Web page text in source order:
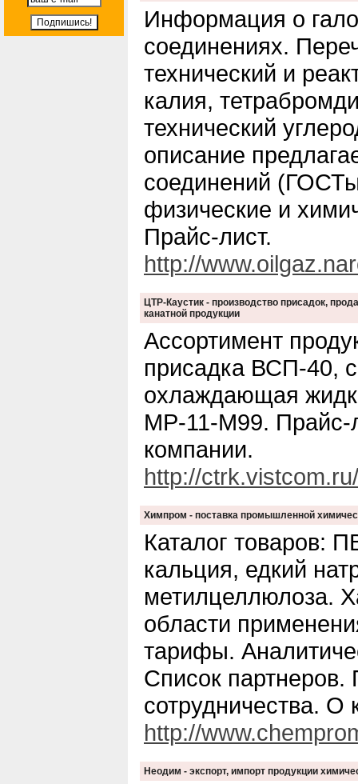
Информация о
соединениях.
технический и
калия,
технический
описание
соединений
физические и
Прайс-лист.
http://
ЦТР-Каустик - производство присадок,
канатной продукции
Ассортимент
присадка ВСП-40,
охлаждающая
МР-11-М99. Прайс-
компании.
http://ctrk.vistcom.ru/
Химпром - поставка промышленной
Каталог товаров:
кальция, едкий
метилцеллюлоза.
области
тарифы.
Список
сотрудничества. О
http://
Неодим - экспорт, импорт продукции